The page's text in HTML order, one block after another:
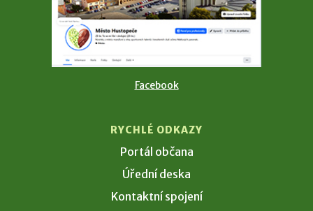
Facebook
RYCHLÉ ODKAZY
Portál občana
Úřední deska
Kontaktní spojení